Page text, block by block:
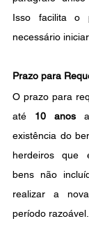
Isso facilita o
necessário
Prazo para
O prazo para
até 10 anos
existência do
herdeiros que
bens não
realizar a
período razoável.